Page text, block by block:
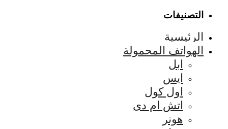
التصنيفات
الرئيسية
الهواتف المحمولة
ابل
ايس
اول كول
اتش ام دى
هونر